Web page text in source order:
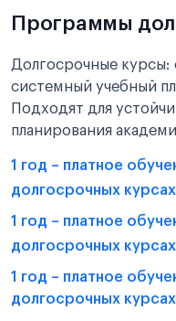
Программы
Долгосрочные курсы:
системный учебный
Подходят для
планирования
1 год – платное
долгосрочных
1 год – платное
долгосрочных
1 год – платное
долгосрочных